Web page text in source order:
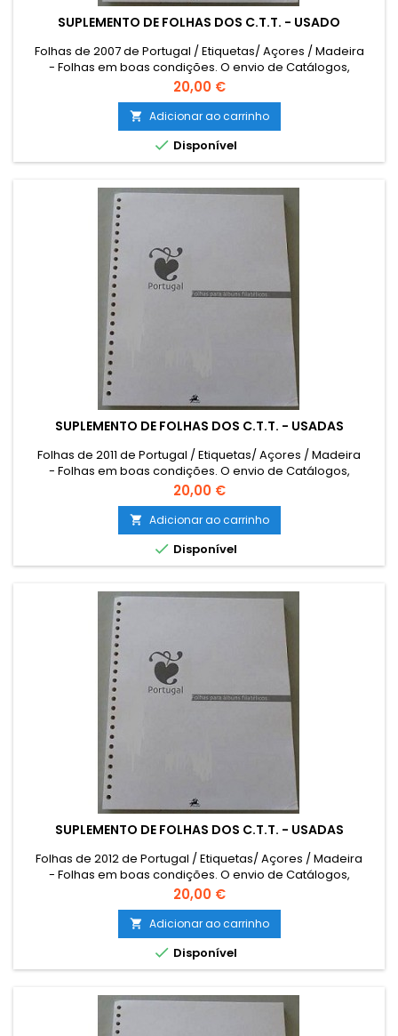
SUPLEMENTO DE FOLHAS DOS C.T.T. - USADO
Folhas de 2007 de Portugal / Etiquetas/ Açores / Madeira
- Folhas em boas condições. O envio de Catálogos,
Literatura e outro Material Filatélico para as ILHAS (Açores e
Madeira) e para o estrangeiro terá que ser encomendado
por email para combinar o custo de envio. The sending of
catalogues, literature and other philatelic material to foreign
must be...
Preço
20,00 €
 Adicionar ao carrinho
 Disponível
SUPLEMENTO DE FOLHAS DOS C.T.T. - USADAS
Folhas de 2011 de Portugal / Etiquetas/ Açores / Madeira
- Folhas em boas condições. O envio de Catálogos,
Literatura e outro Material Filatélico para as ILHAS (Açores e
Madeira) e para o estrangeiro terá que ser encomendado
por email para combinar o custo de envio. The sending of
catalogues, literature and other philatelic material to foreign
must be...
Preço
20,00 €
 Adicionar ao carrinho
 Disponível
SUPLEMENTO DE FOLHAS DOS C.T.T. - USADAS
Folhas de 2012 de Portugal / Etiquetas/ Açores / Madeira
- Folhas em boas condições. O envio de Catálogos,
Literatura e outro Material Filatélico para as ILHAS (Açores e
Madeira) e para o estrangeiro terá que ser encomendado
por email para combinar o custo de envio. The sending of
catalogues, literature and other philatelic material to foreign
must be...
Preço
20,00 €
 Adicionar ao carrinho
 Disponível